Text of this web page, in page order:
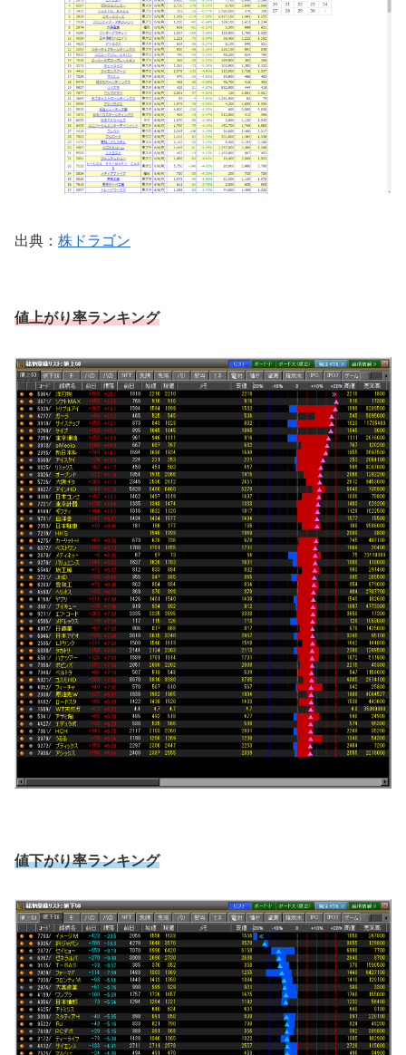
出典： 株ドラゴン
値上がり率ランキング
値下がり率ランキング